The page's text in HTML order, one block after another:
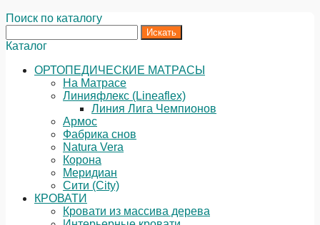
Поиск по каталогу
Каталог
ОРТОПЕДИЧЕСКИЕ МАТРАСЫ
На Матрасе
Линияфлекс (Lineaflex)
Линия Лига Чемпионов
Армос
Фабрика снов
Natura Vera
Корона
Меридиан
Сити (City)
КРОВАТИ
Кровати из массива дерева